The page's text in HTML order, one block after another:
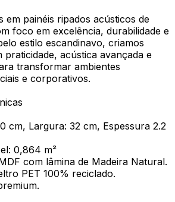
em painéis ripados acústicos de
foco em excelência, durabilidade e
estilo escandinavo, criamos
acústica avançada e
transformar ambientes
e corporativos.
cm, Largura: 32 cm, Espessura 2.2
0,864 m²
com lâmina de Madeira Natural.
PET 100% reciclado.